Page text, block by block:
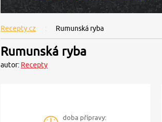
Recepty.cz Rumunská ryba
Rumunská ryba
autor: Recepty
doba přípravy: